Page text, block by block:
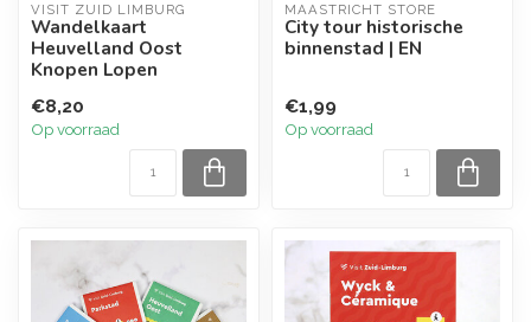
VISIT ZUID LIMBURG
Wandelkaart
Heuvelland Oost
Knopen Lopen
€8,20
Op voorraad
MAASTRICHT STORE
City tour historische
binnenstad | EN
€1,99
Op voorraad